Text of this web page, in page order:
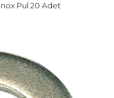
Pul 20 Adet